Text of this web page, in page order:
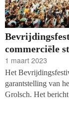
commerciële
1 maart 2023
Het
garantstelling van
Grolsch. Het